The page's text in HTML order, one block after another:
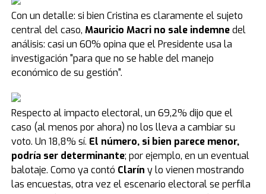
Con un detalle: si bien Cristina es claramente el sujeto
central del caso, Mauricio Macri no sale indemnedel
análisis: casi un 60% opina que el Presidente usa la
investigación "para que no se hable del manejo
económico de su gestión".
Respecto al impacto electoral, un 69,2% dijo que el
caso (al menos por ahora) no los lleva a cambiar su
voto. Un 18,8% sí. El número, si bien parece menor,
podría ser determinante; por ejemplo, en un eventual
balotaje. Como ya contó Clarín y lo vienen mostrando
las encuestas, otra vez el escenario electoral se perfila